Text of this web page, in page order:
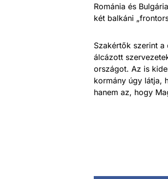
Románia és
két balkáni
Szakértők szerint
álcázott
országot. Az is
kormány úgy látja,
hanem az, hogy